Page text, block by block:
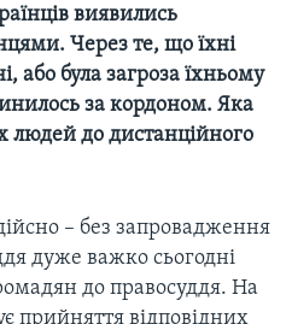
виявились
Через те, що їхні
або була загроза їхньому
за кордоном. Яка
людей до дистанційного
– без запровадження
дуже важко сьогодні
до правосуддя. На
прийняття відповідних